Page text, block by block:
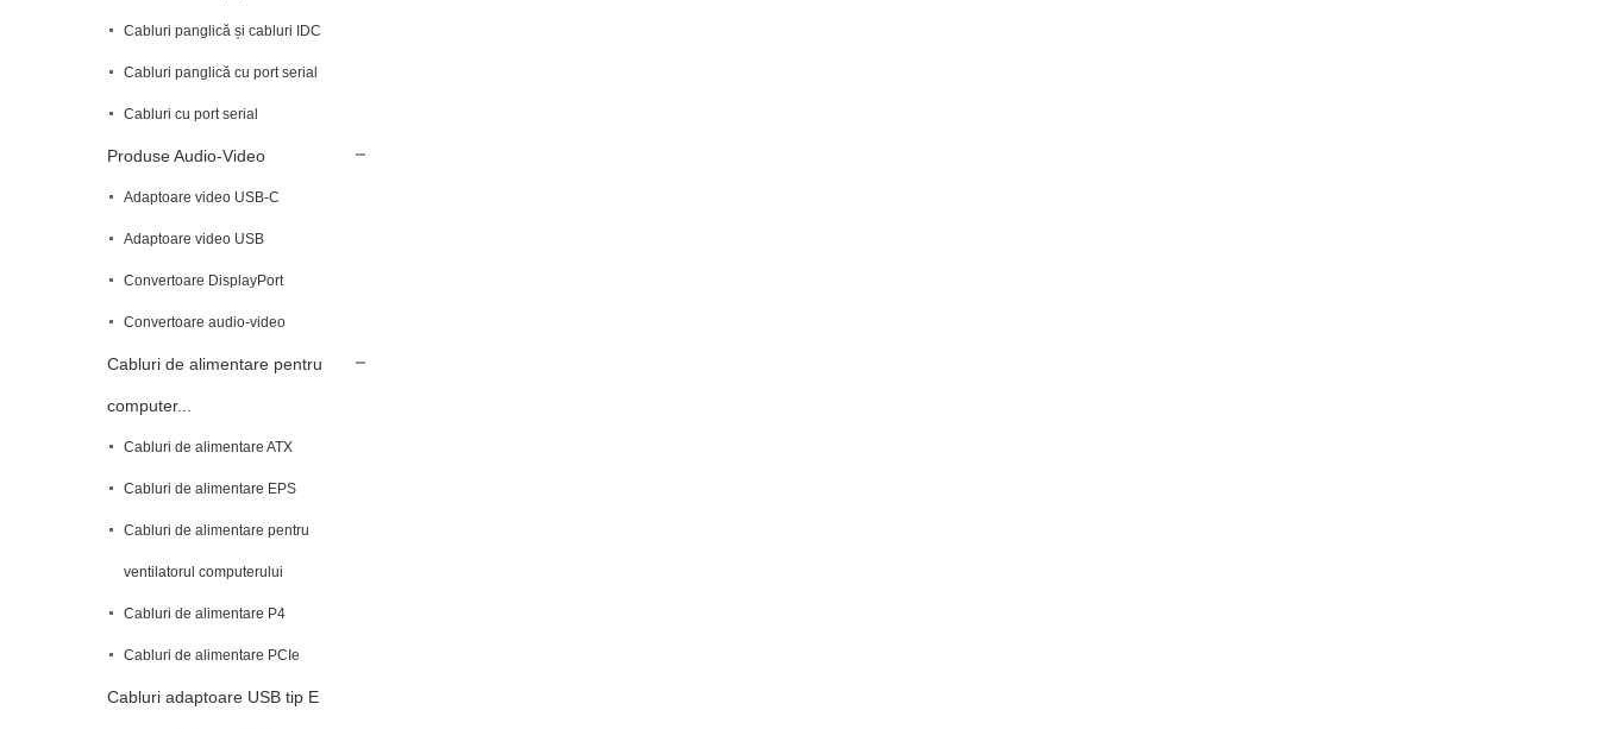
Cabluri panglică și cabluri IDC
Cabluri panglică cu port serial
Cabluri cu port serial
Produse Audio-Video
Adaptoare video USB-C
Adaptoare video USB
Convertoare DisplayPort
Convertoare audio-video
Cabluri de alimentare pentru
computer...
Cabluri de alimentare ATX
Cabluri de alimentare EPS
Cabluri de alimentare pentru
ventilatorul computerului
Cabluri de alimentare P4
Cabluri de alimentare PCIe
Cabluri adaptoare USB tip E